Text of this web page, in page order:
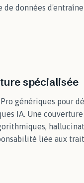
de données
spécialisée
génériques pour
IA. Une
liée aux